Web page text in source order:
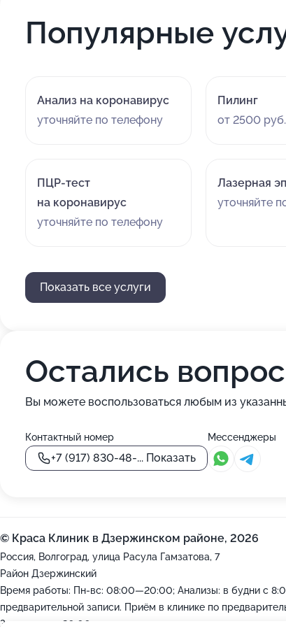
Популярные
Анализ на коронавирус
уточняйте по телефону
Пилинг
от 2500 руб.
ПЦР-тест
на коронавирус
уточняйте по телефону
Лазерная
уточняйте
Показать все услуги
Остались
Вы можете воспользоваться любым из
Контактный номер
+7 (917) 830-48-... Показать
Мессенджеры
© Краса Клиник в Дзержинском районе, 2026
Россия, Волгоград, улица Расула Гамзатова, 7
Район Дзержинский
Время работы: Пн-вс: 08:00—20:00; Анализы: в будни с
предварительной записи. Приём в клинике по
Закроемся в 20:00